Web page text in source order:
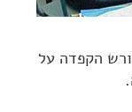
הקפדה על